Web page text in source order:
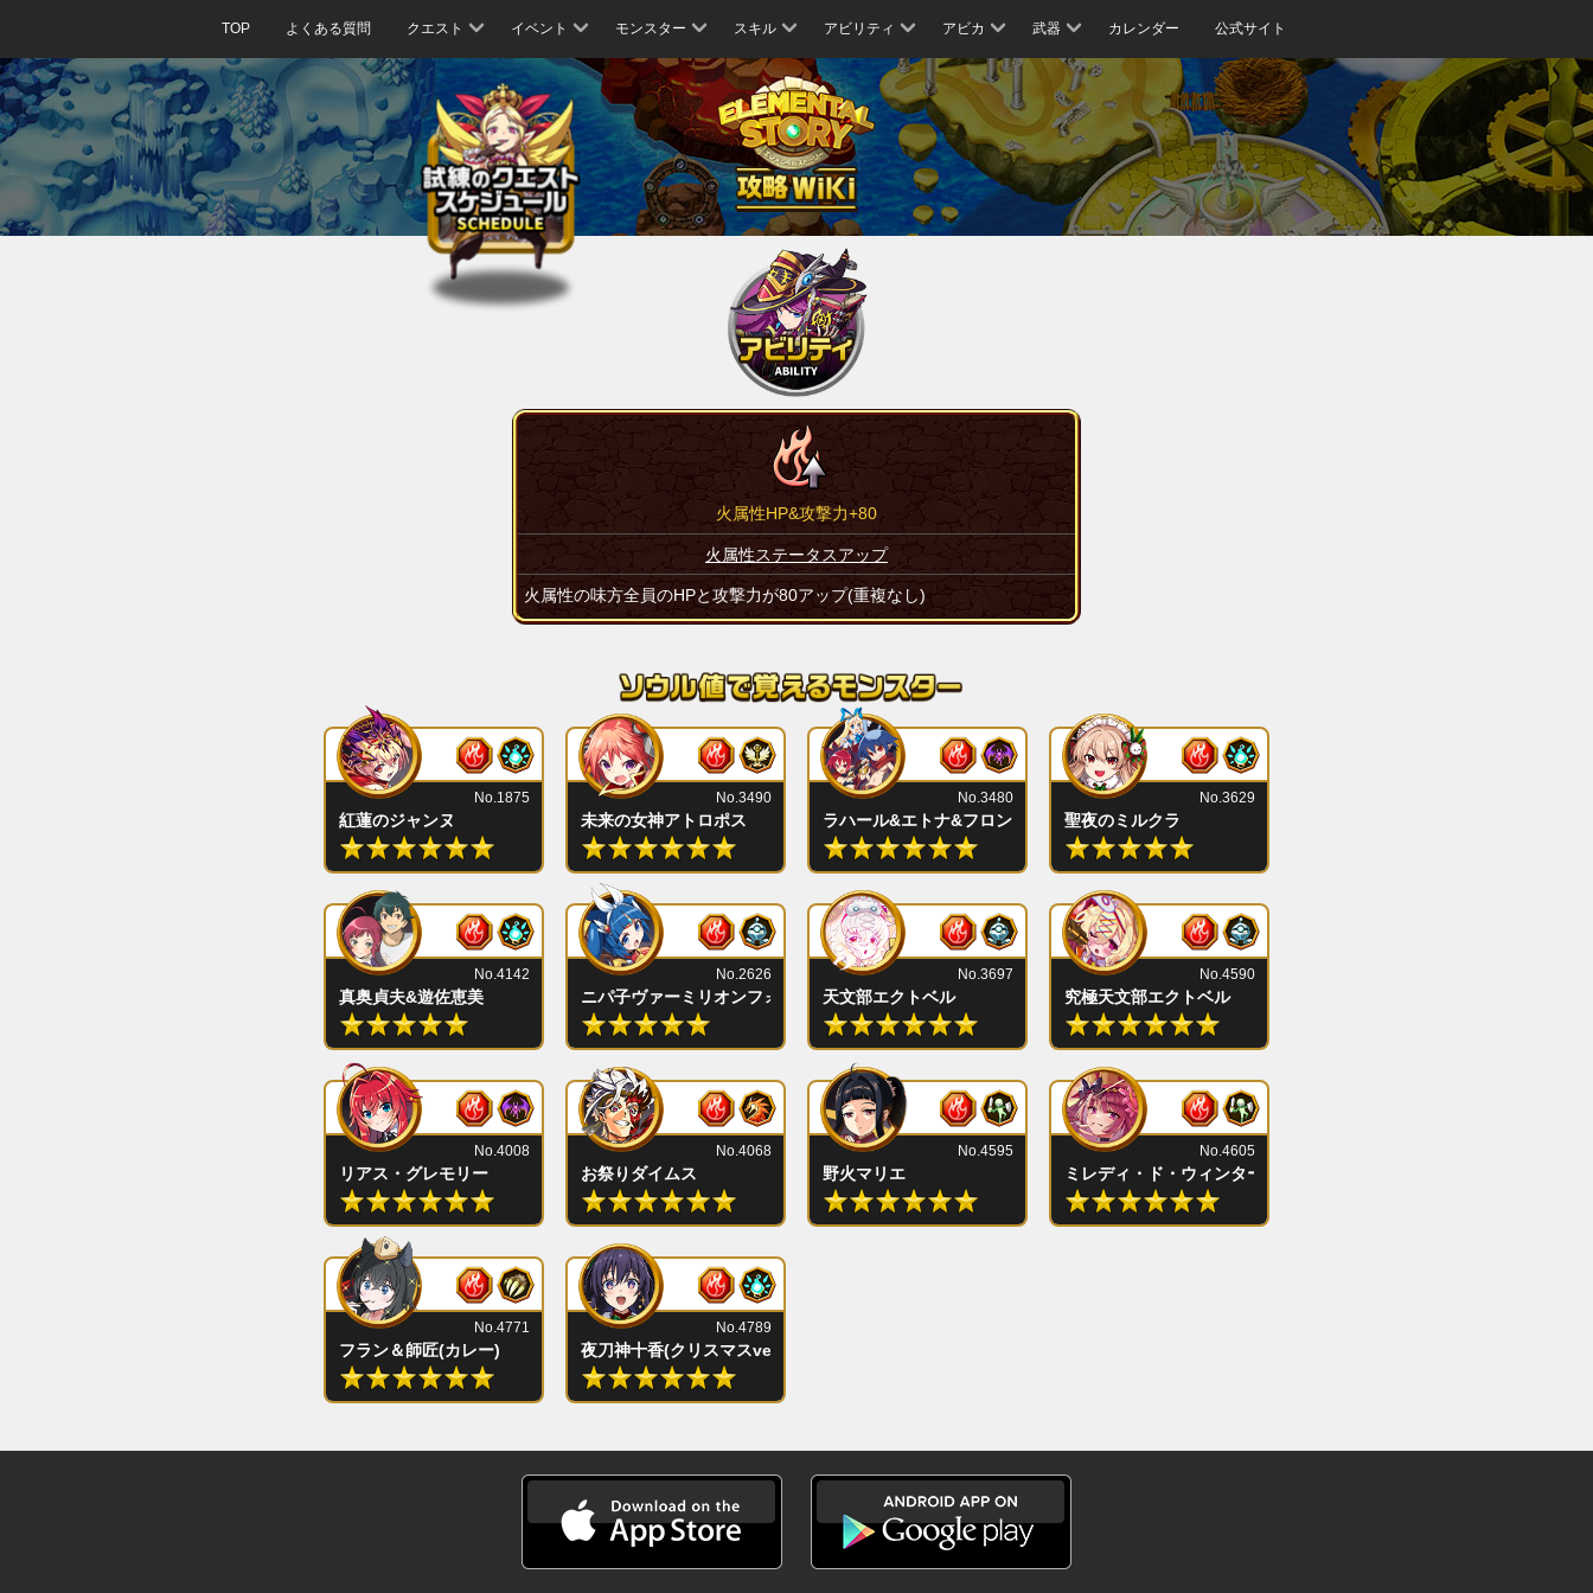
TOP よくある質問 クエスト イベント モンスター スキル アビリティ アビカ 武器 カレンダー 公式サイト
火属性HP&攻撃力+80
火属性ステータスアップ
火属性の味方全員のHPと攻撃力が80アップ(重複なし)
紅蓮のジャンヌ
No.1875
未来の女神アトロポス
No.3490
ラハール&エトナ&フロン
No.3480
聖夜のミルクラ
No.3629
真奥貞夫&遊佐恵美
No.4142
ニパ子ヴァーミリオンフォーム
No.2626
天文部エクトベル
No.3697
究極天文部エクトベル
No.4590
リアス・グレモリー
No.4008
お祭りダイムス
No.4068
野火マリエ
No.4595
ミレディ・ド・ウィンター
No.4605
フラン＆師匠(カレー)
No.4771
夜刀神十香(クリスマスver.)
No.4789